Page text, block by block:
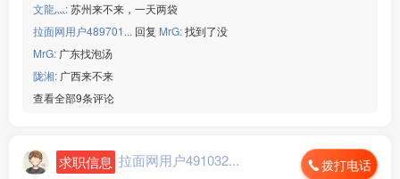
文龍灬:苏州来不来，一天两袋
拉面网用户489701... 回复 MrG:找到了没
MrG: 广东找泡汤
陇湘: 广西来不来
查看全部9条评论
求职信息 拉面网用户491032... 拨打电话